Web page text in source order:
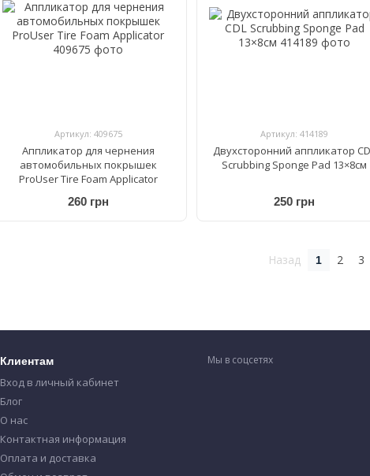
Артикул: 409675
Аппликатор для чернения
автомобильных покрышек
ProUser Tire Foam Applicator
260 грн
Артикул: 414189
Двухсторонний аппликатор
Scrubbing Sponge Pad 13×8см
250 грн
Назад 1 2 3
Клиентам
Вход в личный кабинет
Блог
О нас
Контактная информация
Оплата и доставка
Мы в соцсетях